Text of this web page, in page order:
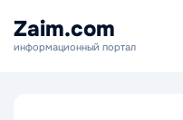
Zaim.com
информационный портал